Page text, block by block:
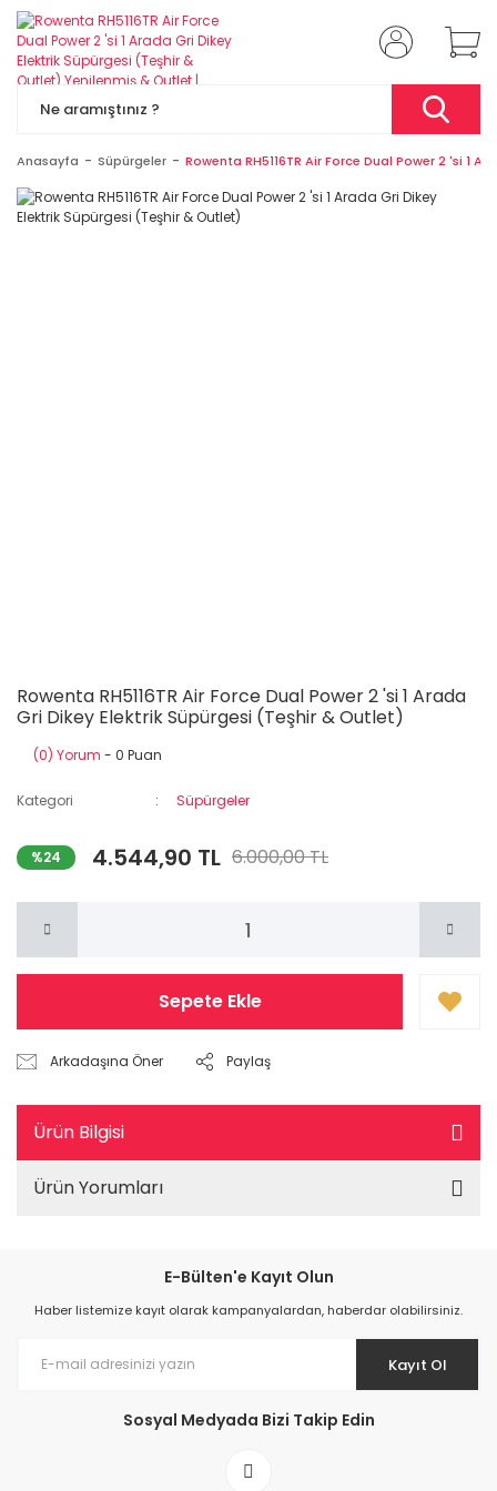
Anasayfa Süpürgeler Rowenta RH5116TR Air Force Dual Power 2 'si 1
Rowenta RH5116TR Air Force Dual Power 2 'si 1 Arada
Gri Dikey Elektrik Süpürgesi (Teşhir & Outlet)
(0) Yorum - 0 Puan
Kategori Süpürgeler
%24 4.544,90 TL 6.000,00 TL
Sepete Ekle
Arkadaşına Öner Paylaş
Ürün Bilgisi
Ürün Yorumları
E-Bülten'e Kayıt Olun
Haber listemize kayıt olarak kampanyalardan, haberdar olabilirsiniz.
Kayıt Ol
Sosyal Medyada Bizi Takip Edin